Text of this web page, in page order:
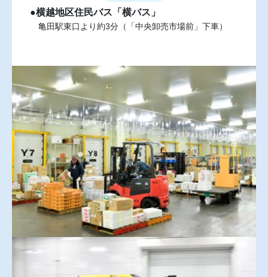
●横越地区住民バス「横バス」
亀田駅東口より約3分（「中央卸売市場前」下車）